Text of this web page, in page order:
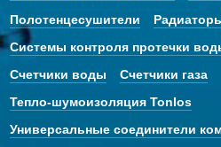
Полотенцесушители
Системы контроля протечки
Счетчики воды
Счетчики газа
Тепло-шумоизоляция Tonlos
Универсальные соединители